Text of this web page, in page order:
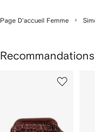
Page D'accueil Femme
Recommandations